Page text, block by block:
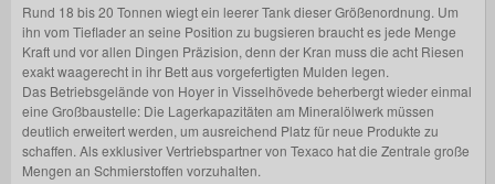
Rund 18 bis 20 Tonnen wiegt ein leerer Tank dieser Größenordnung. Um
ihn vom Tieflader an seine Position zu bugsieren braucht es jede Menge
Kraft und vor allen Dingen Präzision, denn der Kran muss die acht Riesen
exakt waagerecht in ihr Bett aus vorgefertigten Mulden legen.
Das Betriebsgelände von Hoyer in Visselhövede beherbergt wieder einmal
eine Großbaustelle: Die Lagerkapazitäten am Mineralölwerk müssen
deutlich erweitert werden, um ausreichend Platz für neue Produkte zu
schaffen. Als exklusiver Vertriebspartner von Texaco hat die Zentrale große
Mengen an Schmierstoffen vorzuhalten.